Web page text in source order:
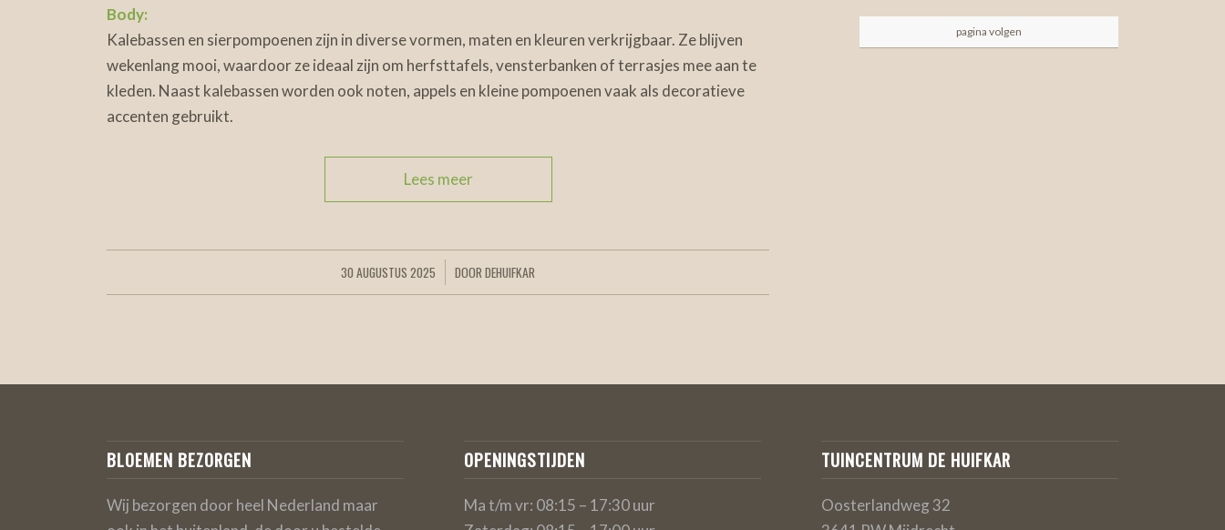
Body:
Kalebassen en sierpompoenen zijn in diverse vormen, maten en kleuren verkrijgbaar. Ze blijven
wekenlang mooi, waardoor ze ideaal zijn om herfsttafels, vensterbanken of terrasjes mee aan te
kleden. Naast kalebassen worden ook noten, appels en kleine pompoenen vaak als decoratieve
accenten gebruikt.
Lees meer
30 AUGUSTUS 2025
/ DOORDEHUIFKAR
pagina volgen
BLOEMEN BEZORGEN
Wij bezorgen door heel Nederland maar
OPENINGSTIJDEN
Ma t/m vr: 08:15 – 17:30 uur
TUINCENTRUM DE HUIFKAR
Oosterlandweg 32